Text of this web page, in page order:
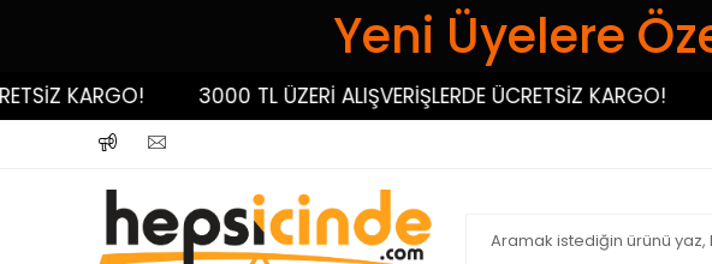
Yeni Üyelere
KARGO! 3000 TL ÜZERİ ALIŞVERİŞLERDE ÜCRETSİZ KARGO!